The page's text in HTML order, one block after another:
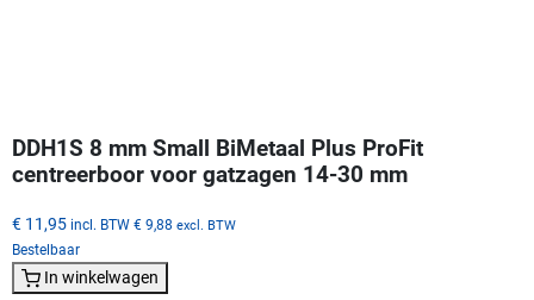
DDH1S 8 mm Small BiMetaal Plus ProFit
centreerboor voor gatzagen 14-30 mm
€ 11,95 incl. BTW € 9,88 excl. BTW
Bestelbaar
In winkelwagen